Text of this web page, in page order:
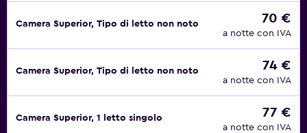
Camera Superior, Tipo di letto non noto 70 €
a notte con IVA
Camera Superior, Tipo di letto non noto 74 €
a notte con IVA
Camera Superior, 1 letto singolo 77 €
a notte con IVA